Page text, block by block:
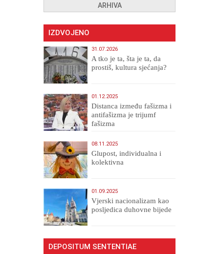
ARHIVA
IZDVOJENO
31.07.2026
A tko je ta, šta je ta, da
prostiš, kultura sjećanja?
01.12.2025
Distanca između fašizma i
antifašizma je trijumf
fašizma
08.11.2025
Glupost, individualna i
kolektivna
01.09.2025
​Vjerski nacionalizam kao
posljedica duhovne bijede
DEPOSITUM SENTENTIAE